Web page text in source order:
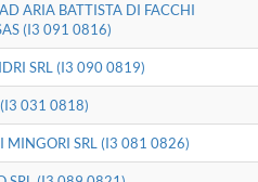
ARIA BATTISTA DI FACCHI
(I3 091 0816)
SRL (I3 090 0819)
(I3 031 0818)
MINGORI SRL (I3 081 0826)